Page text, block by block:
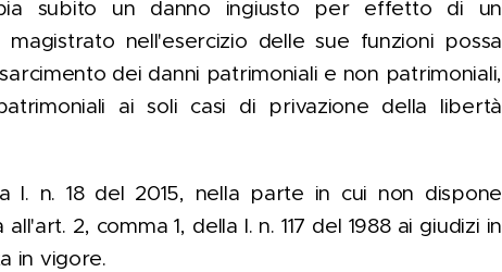
subito un danno ingiusto per effetto di un
nell'esercizio delle sue funzioni possa
dei danni patrimoniali e non patrimoniali,
ai soli casi di privazione della libertà
l. n. 18 del 2015, nella parte in cui non dispone
2, comma 1, della l. n. 117 del 1988 ai giudizi in
in vigore.